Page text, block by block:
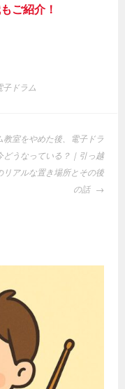
ご紹介！
子ドラム
教室をやめた後、電子ドラ
どうなっている？｜引っ越
リアルな置き場所とその後
の話